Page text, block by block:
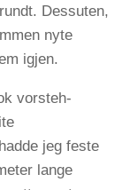
Dessuten,
nyte
igjen.
vorsteh-
jeg feste
lange